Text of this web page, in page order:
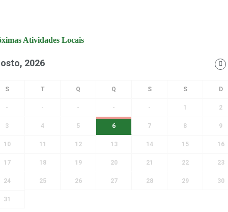
Atividades Locais
2026
- - - - - 1 2
3 4 5 6 7 8 9
10 11 12 13 14 15 16
17 18 19 20 21 22 23
24 25 26 27 28 29 30
31